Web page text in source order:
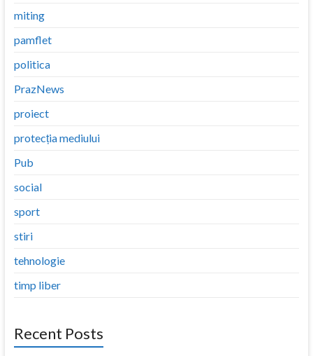
miting
pamflet
politica
PrazNews
proiect
protecția mediului
Pub
social
sport
stiri
tehnologie
timp liber
Recent Posts